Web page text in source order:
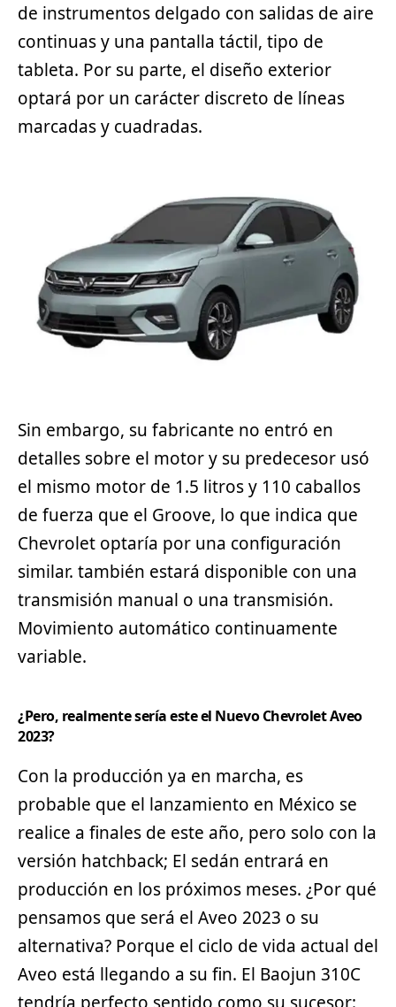
de instrumentos delgado con salidas de aire
continuas y una pantalla táctil, tipo de
tableta. Por su parte, el diseño exterior
optará por un carácter discreto de líneas
marcadas y cuadradas.
Sin embargo, su fabricante no entró en
detalles sobre el motor y su predecesor usó
el mismo motor de 1.5 litros y 110 caballos
de fuerza que el Groove, lo que indica que
Chevrolet optaría por una configuración
similar. también estará disponible con una
transmisión manual o una transmisión.
Movimiento automático continuamente
variable.
¿Pero, realmente sería este el Nuevo Chevrolet Aveo
2023?
Con la producción ya en marcha, es
probable que el lanzamiento en México se
realice a finales de este año, pero solo con la
versión hatchback; El sedán entrará en
producción en los próximos meses. ¿Por qué
pensamos que será el Aveo 2023 o su
alternativa? Porque el ciclo de vida actual del
Aveo está llegando a su fin. El Baojun 310C